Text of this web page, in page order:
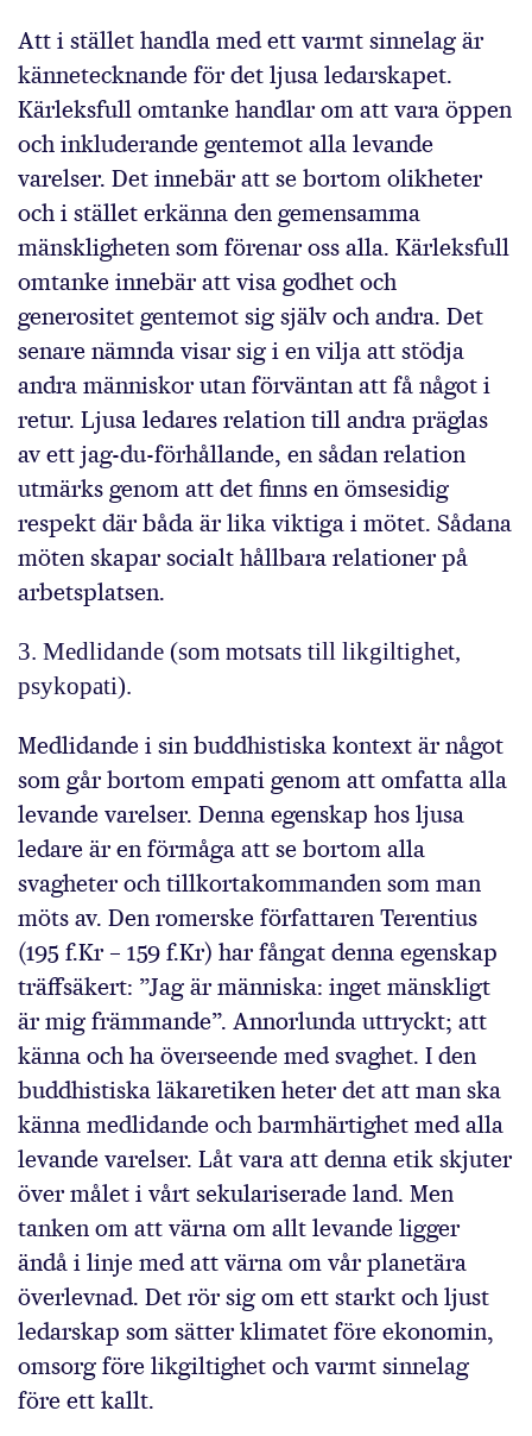
Att i stället handla med ett varmt sinnelag är
kännetecknande för det ljusa ledarskapet.
Kärleksfull omtanke handlar om att vara öppen
och inkluderande gentemot alla levande
varelser. Det innebär att se bortom olikheter
och i stället erkänna den gemensamma
mänskligheten som förenar oss alla. Kärleksfull
omtanke innebär att visa godhet och
generositet gentemot sig själv och andra. Det
senare nämnda visar sig i en vilja att stödja
andra människor utan förväntan att få något i
retur. Ljusa ledares relation till andra präglas
av ett jag-du-förhållande, en sådan relation
utmärks genom att det finns en ömsesidig
respekt där båda är lika viktiga i mötet. Sådana
möten skapar socialt hållbara relationer på
arbetsplatsen.
3. Medlidande (som motsats till likgiltighet,
psykopati).
Medlidande i sin buddhistiska kontext är något
som går bortom empati genom att omfatta alla
levande varelser. Denna egenskap hos ljusa
ledare är en förmåga att se bortom alla
svagheter och tillkortakommanden som man
möts av. Den romerske författaren Terentius
(195 f.Kr – 159 f.Kr) har fångat denna egenskap
träffsäkert: ”Jag är människa: inget mänskligt
är mig främmande”. Annorlunda uttryckt; att
känna och ha överseende med svaghet. I den
buddhistiska läkaretiken heter det att man ska
känna medlidande och barmhärtighet med alla
levande varelser. Låt vara att denna etik skjuter
över målet i vårt sekulariserade land. Men
tanken om att värna om allt levande ligger
ändå i linje med att värna om vår planetära
överlevnad. Det rör sig om ett starkt och ljust
ledarskap som sätter klimatet före ekonomin,
omsorg före likgiltighet och varmt sinnelag
före ett kallt.